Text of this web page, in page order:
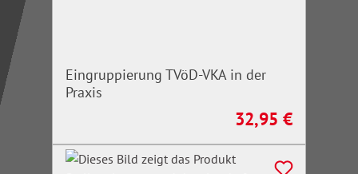
Eingruppierung TVöD-VKA in der
Praxis
Regulärer Preis:
32,95 €